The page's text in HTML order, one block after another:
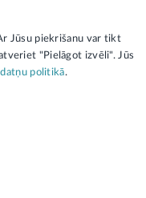
sabiedrības
sodi par
Jūsu piekrišanu var tikt
"Pielāgot izvēli". Jūs
politikā.